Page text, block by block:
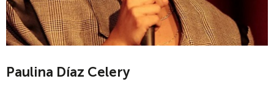
Paulina Díaz Celery